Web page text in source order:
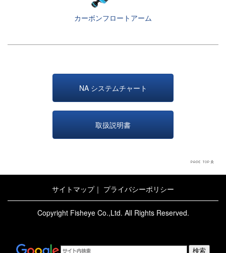
カーボンフロートアーム
NA システムチャート
取扱説明書
サイトマップ｜ プライバシーポリシー
Copyright Fisheye Co.,Ltd. All Rights Reserved.